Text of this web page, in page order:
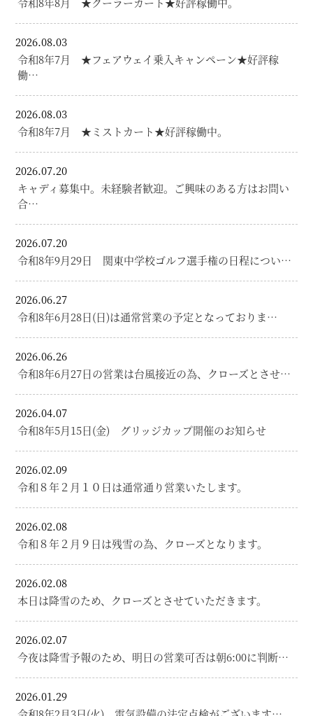
2026.08.03
令和8年7月 ★フェアウェイ乗入キャンペーン★好評稼
働…
2026.08.03
令和8年7月 ★ミストカート★好評稼働中。
2026.07.20
キャディ募集中。未経験者歓迎。ご興味のある方はお問い
合…
2026.07.20
令和8年9月29日 関東中学校ゴルフ選手権の日程につい…
2026.06.27
令和8年6月28日(日)は通常営業の予定となっておりま…
2026.06.26
令和8年6月27日の営業は台風接近の為、クローズとさせ…
2026.04.07
令和8年5月15日(金) グリッジカップ開催のお知らせ
2026.02.09
令和８年２月１０日は通常通り営業いたします。
2026.02.08
令和８年２月９日は残雪の為、クローズとなります。
2026.02.08
本日は降雪のため、クローズとさせていただきます。
2026.02.07
今夜は降雪予報のため、明日の営業可否は朝6:00に判断…
2026.01.29